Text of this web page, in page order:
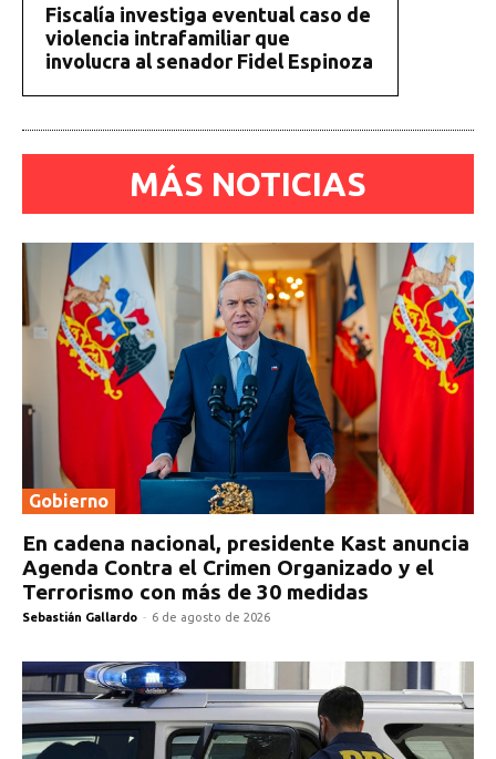
Fiscalía investiga eventual caso de
violencia intrafamiliar que
involucra al senador Fidel Espinoza
MÁS NOTICIAS
Gobierno
En cadena nacional, presidente Kast anuncia
Agenda Contra el Crimen Organizado y el
Terrorismo con más de 30 medidas
Sebastián Gallardo - 6 de agosto de 2026